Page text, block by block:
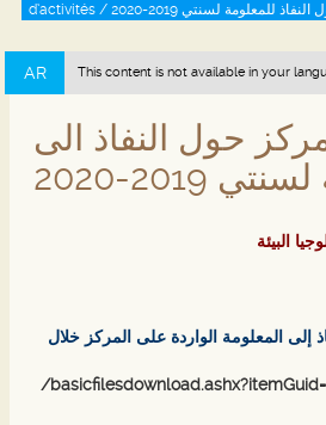
d’activités / للمعلومة لسنتي 2019-2020
AR This content is not available in your
حول النفاذ الى
2019-2020
المعلومة الواردة على المركز خلال
/